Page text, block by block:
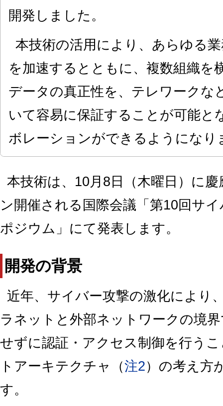
開発しました。
本技術の活用により、あらゆる
を加速するとともに、複数組織を
データの真正性を、テレワークな
いて容易に保証することが可能と
ボレーションができるようになり
本技術は、10月8日（木曜日）に
ン開催される国際会議「第10回サ
ポジウム」にて発表します。
開発の背景
近年、サイバー攻撃の激化により
ラネットと外部ネットワークの境
せずに認証・アクセス制御を行う
トアーキテクチャ（注2）の考え方
す。